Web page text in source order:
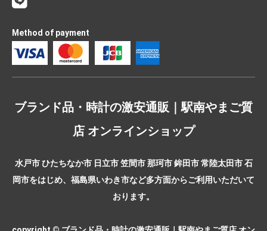
Method of payment
ブランド品・時計の激安通販｜駅南やまご質
店 オンラインショップ
水戸市 ひたちなか市 日立市 笠間市 那珂市 鉾田市 常陸太田市 石
岡市をはじめ、福島県いわき市など多方面からご利用いただいて
おります。